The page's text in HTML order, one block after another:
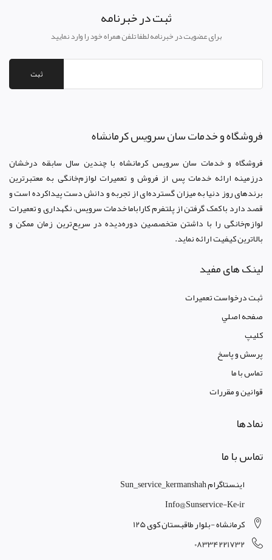
ثبت در خبرنامه
برای عضویت در خبرنامه لطفا تلفن همراه خود را وارد نمایید
ثبت
فروشگاه و خدمات سان سرويس کرمانشاه
فروشگاه و خدمات سان سرويس کرمانشاه با چندین سال سابقه درخشان
درزمینه ارائه خدمات پس از فروش و تعمیرات لوازم‌خانگی به معتبرترین
برندهای روز دنیا به میزان گسترده‌ای از تجربه و دانش دست پیداکرده است و
قصد دارد با کمک گرفتن از پلتفرم کاراباما خدمات سرویس، نگهداری و تعمیرات
لوازم‌خانگی را با داشتن متخصصین دوره‌دیده در سریع‌ترین زمان ممکن و
بالاترین کیفیت ارائه نماید.
لینک های مفید
ثبت درخواست تعمیرات
صفحه اصلي
کليپ
پرسش و پاسخ
تماس با ما
قوانين و مقررات
نمادها
تماس با ما
اینستاگرام Sun_service_kermanshah
Info@sunservice-Ke0ir
کرمانشاه -بلوار طاقبستان کوی 125
08334221732